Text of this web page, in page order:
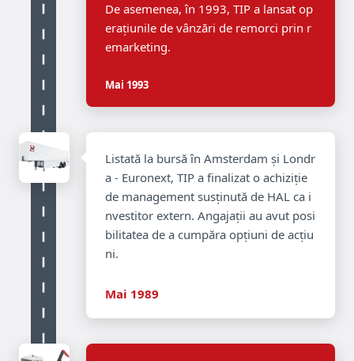
De asemenea, în 1993, TIP a lansat op
erațiunile de vânzări de remorci prin r
emarketing.
Mai 1993
Listată la bursă în Amsterdam și Londr
a - Euronext, TIP a finalizat o achiziție
de management susținută de HAL ca i
nvestitor extern. Angajații au avut posi
bilitatea de a cumpăra opțiuni de acțiu
ni.
Mai 1989